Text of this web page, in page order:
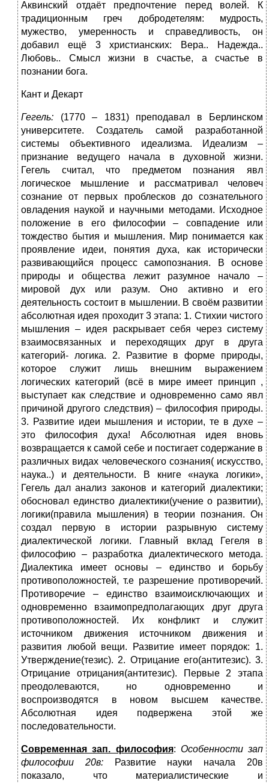
Аквинский отдаёт предпочтение перед волей. К
традиционным греч добродетелям: мудрость,
мужество, умеренность и справедливость, он
добавил ещё 3 христианских: Вера.. Надежда..
Любовь.. Смысл жизни в счастье, а счастье в
познании бога.
Кант и Декарт
Гегель: (1770 – 1831) преподавал в Берлинском
университете. Создатель самой разработанной
системы объективного идеализма. Идеализм –
признание ведущего начала в духовной жизни.
Гегель считал, что предметом познания явл
логическое мышление и рассматривал человеч
сознание от первых проблесков до сознательного
овладения наукой и научными методами. Исходное
положение в его философии – совпадение или
тождество бытия и мышления. Мир понимается как
проявление идеи, понятия духа, как исторически
развивающийся процесс самопознания. В основе
природы и общества лежит разумное начало –
мировой дух или разум. Оно активно и его
деятельность состоит в мышлении. В своём развитии
абсолютная идея проходит 3 этапа: 1. Стихии чистого
мышления – идея раскрывает себя через систему
взаимосвязанных и переходящих друг в друга
категорий- логика. 2. Развитие в форме природы,
которое служит лишь внешним выражением
логических категорий (всё в мире имеет принцип ,
выступает как следствие и одновременно само явл
причиной другого следствия) – философия природы.
3. Развитие идеи мышления и истории, те в духе –
это философия духа! Абсолютная идея вновь
возвращается к самой себе и постигает содержание в
различных видах человеческого сознания( искусство,
наука..) и деятельности. В книге «наука логики»,
Гегель дал анализ законов и категорий диалектики;
обосновал единство диалектики(учение о развитии),
логики(правила мышления) в теории познания. Он
создал первую в истории разрывную систему
диалектической логики. Главный вклад Гегеля в
философию – разработка диалектического метода.
Диалектика имеет основы – единство и борьбу
противоположностей, т.е разрешение противоречий.
Противоречие – единство взаимоисключающих и
одновременно взаимопредполагающих друг друга
противоположностей. Их конфликт и служит
источником движения источником движения и
развития любой вещи. Развитие имеет порядок: 1.
Утверждение(тезис). 2. Отрицание его(антитезис). 3.
Отрицание отрицания(антитезис). Первые 2 этапа
преодолеваются, но одновременно и
воспроизводятся в новом высшем качестве.
Абсолютная идея подвержена этой же
последовательности.
Современная зап. философия: Особенности зап
философии 20в:Развитие науки начала 20в
показало, что материалистические и